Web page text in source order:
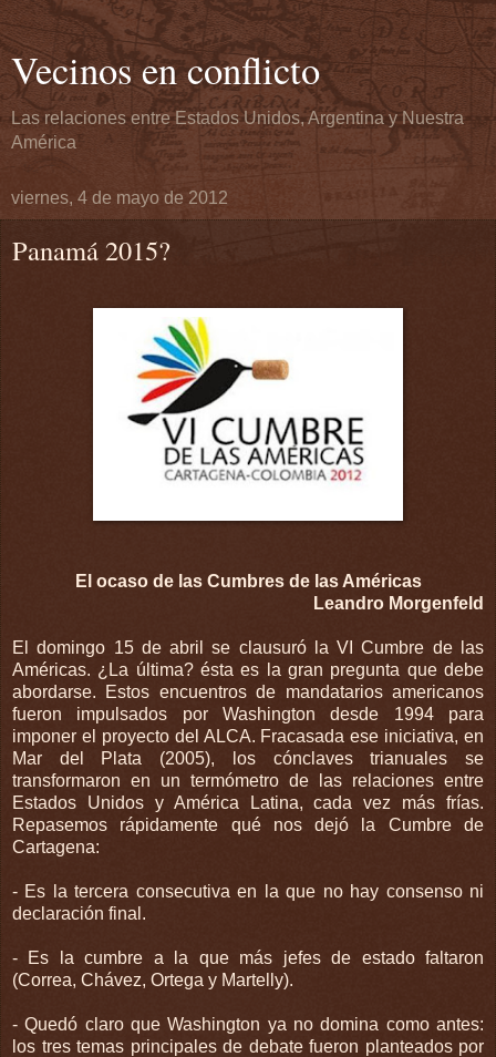
Vecinos en conflicto
Las relaciones entre Estados Unidos, Argentina y Nuestra
América
viernes, 4 de mayo de 2012
Panamá 2015?
El ocaso de las Cumbres de las Américas
Leandro Morgenfeld
El domingo 15 de abril se clausuró la VI Cumbre de las
Américas. ¿La última? ésta es la gran pregunta que debe
abordarse. Estos encuentros de mandatarios americanos
fueron impulsados por Washington desde 1994 para
imponer el proyecto del ALCA. Fracasada ese iniciativa, en
Mar del Plata (2005), los cónclaves trianuales se
transformaron en un termómetro de las relaciones entre
Estados Unidos y América Latina, cada vez más frías.
Repasemos rápidamente qué nos dejó la Cumbre de
Cartagena:
- Es la tercera consecutiva en la que no hay consenso ni
declaración final.
- Es la cumbre a la que más jefes de estado faltaron
(Correa, Chávez, Ortega y Martelly).
- Quedó claro que Washington ya no domina como antes:
los tres temas principales de debate fueron planteados por